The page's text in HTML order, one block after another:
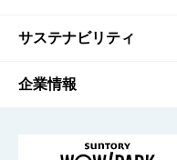
商品発売情報
栄養成分一覧
キャンペーン
工場見学
文化・スポーツTOP
サントリーホール
サステナビリティ
サステナビリティTOP
企業情報